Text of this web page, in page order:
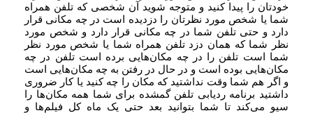
خودتان را پیدا کنید و متوجه شوید آن شخصی که تلفن همراه
شما یا شخص مورد نظرتان را دزدیده است در چه مکانی قرار
دارد و حتی تلفن شما در چه مکانی قرار دارد و شخص مورد
نظر شما که همان دزد تلفن همراه شما یا شخص مورد نظر
شما است تلفن را در چه مکان‌هایی برده است تلفن در چه
مکان‌هایی بوده است و در حال در رفتن به چه مکان‌هایی است
و اگر هم شما وقت نداشتید که مکان را چه کنید یا کار ضروری
داشتید برنامه ردیابی تلفن گمشده برای شما همه مکان‌ها را
سیو می‌کند تا شما بتوانید بعد حتی یک ماه کل فیلم‌ها و